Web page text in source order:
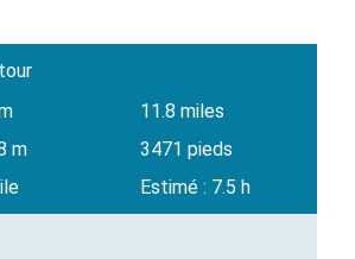
11.8 miles
m
3471 pieds
Estimé : 7.5 h